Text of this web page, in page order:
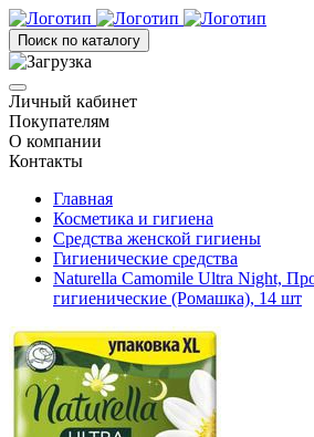
Поиск по каталогу
Личный кабинет
Покупателям
О компании
Контакты
Главная
Косметика и гигиена
Средства женской гигиены
Гигиенические средства
Naturella Camomile Ultra Night,
гигиенические (Ромашка), 14 шт